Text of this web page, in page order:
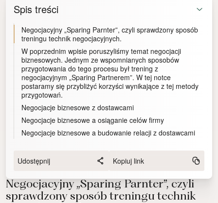
Spis treści
Negocjacyjny „Sparing Parnter”, czyli sprawdzony sposób
treningu technik negocjacyjnych.
W poprzednim wpisie poruszyliśmy temat negocjacji
biznesowych. Jednym ze wspomnianych sposobów
przygotowania do tego procesu był trening z
negocjacyjnym „Sparing Partnerem”. W tej notce
postaramy się przybliżyć korzyści wynikające z tej metody
przygotowań.
Negocjacje biznesowe z dostawcami
Negocjacje biznesowe a osiąganie celów firmy
Negocjacje biznesowe a budowanie relacji z dostawcami
Udostępnij Kopiuj link
Negocjacyjny „Sparing Parnter”, czyli
sprawdzony sposób treningu technik